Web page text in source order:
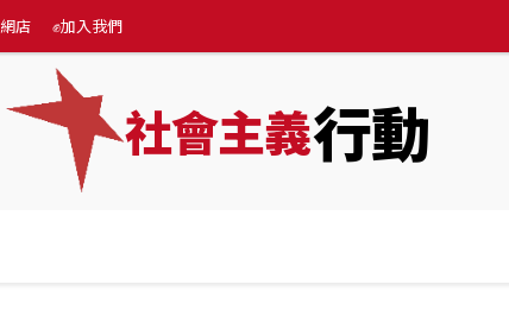
網店 ✊加入我們
社會主義行動